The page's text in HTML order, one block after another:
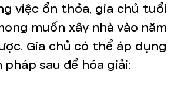
việc ổn thỏa, gia chủ tuổi
muốn xây nhà vào năm
Gia chủ có thể áp dụng
pháp sau để hóa giải: